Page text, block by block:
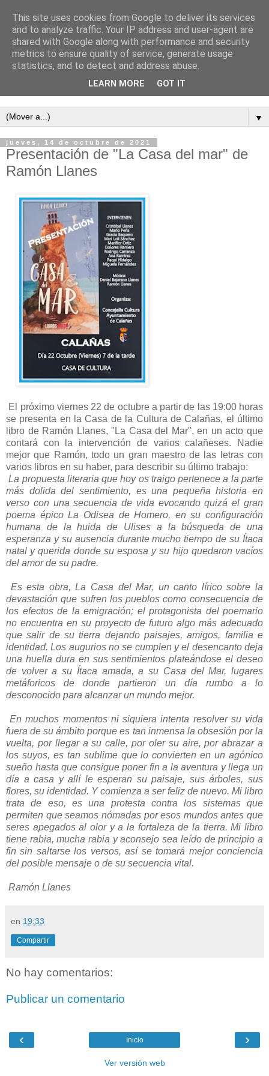
Semanario independiente de Calañas
▼
jueves, 14 de octubre de 2021
Presentación de "La Casa del mar" de
Ramón Llanes
El próximo viernes 22 de octubre a partir de las 19:00 horas
se presenta en la Casa de la Cultura de Calañas, el último
libro de Ramón Llanes, "La Casa del Mar", en un acto que
contará con la intervención de varios calañeses. Nadie
mejor que Ramón, todo un gran maestro de las letras con
varios libros en su haber, para describir su último trabajo:
La propuesta literaria que hoy os traigo pertenece a la parte
más dolida del sentimiento, es una pequeña historia en
verso con una secuencia de vida evocando quizá el gran
poema épico La Odisea de Homero, en su configuración
humana de la huida de Ulises a la búsqueda de una
esperanza y su ausencia durante mucho tiempo de su Ítaca
natal y querida donde su esposa y su hijo quedaron vacíos
del amor de su padre.
Es esta obra, La Casa del Mar, un canto lírico sobre la
devastación que sufren los pueblos como consecuencia de
los efectos de la emigración; el protagonista del poemario
no encuentra en su proyecto de futuro algo más adecuado
que salir de su tierra dejando paisajes, amigos, familia e
identidad. Los augurios no se cumplen y el desencanto deja
una huella dura en sus sentimientos plateándose el deseo
de volver a su Ítaca amada, a su Casa del Mar, lugares
metáforicos de donde partieron un día rumbo a lo
desconocido para alcanzar un mundo mejor.
En muchos momentos ni siquiera intenta resolver su vida
fuera de su ámbito porque es tan inmensa la obsesión por la
vuelta, por llegar a su calle, por oler su aire, por abrazar a
los suyos, es tan sublime que lo convierten en un agónico
sueño hasta que consigue poner fin a la aventura y llega un
día a casa y allí le esperan su paisaje, sus árboles, sus
flores, su identidad. Y comienza a ser feliz de nuevo. Mi libro
trata de eso, es una protesta contra los sistemas que
permiten que seamos nómadas por esos mundos antes que
seres apegados al olor y a la fortaleza de la tierra. Mi libro
tiene rabia, mucha rabia y aconsejo sea leído de principio a
fin sin saltarse los versos, así se tomará mejor conciencia
del posible mensaje o de su secuencia vital.
Ramón Llanes
en 19:33
Compartir
No hay comentarios:
Publicar un comentario
‹ ›
Inicio
Ver versión web
This site uses cookies from Google to deliver its services
and to analyze traffic. Your IP address and user-agent are
shared with Google along with performance and security
metrics to ensure quality of service, generate usage
statistics, and to detect and address abuse.
LEARN MORE GOT IT